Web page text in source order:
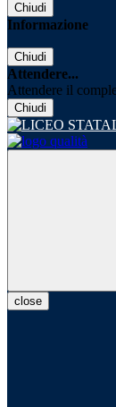
Chiudi
Informazione
Chiudi
Attendere...
Attendere il
Chiudi
close